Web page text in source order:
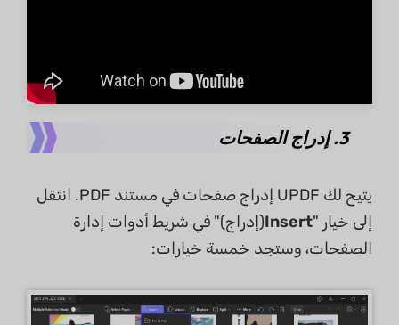
3. إدراج الصفحات
يتيح لك UPDF إدراج صفحات في مستند PDF. انتقل
إلى خيار "Insert(إدراج)" في شريط أدوات إدارة
الصفحات، وستجد خمسة خيارات: